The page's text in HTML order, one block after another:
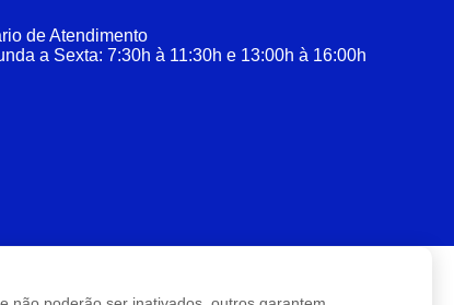
de Atendimento
a Sexta: 7:30h à 11:30h e 13:00h à 16:00h